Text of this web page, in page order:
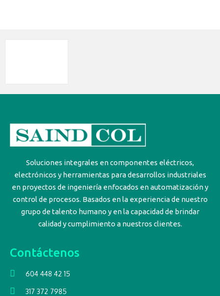
Soluciones integrales en componentes eléctricos,
electrónicos y herramientas para desarrollos industriales
en proyectos de ingeniería enfocados en automatización y
control de procesos. Basados en la experiencia de nuestro
grupo de talento humano y en la capacidad de brindar
calidad y cumplimiento a nuestros clientes.
Contáctenos
604 448 42 15
317 372 7985